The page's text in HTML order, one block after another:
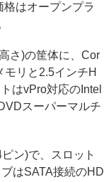
はオープンプラ
さ)の筐体に、Cor
リと2.5インチH
はvPro対応のIntel
スーパーマルチ
ン)で、スロット
はSATA接続のHD